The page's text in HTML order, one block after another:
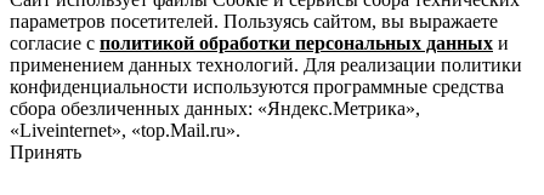
параметров посетителей. Пользуясь сайтом, вы выражаете
согласие с политикой обработки персональных данных и
применением данных технологий. Для реализации политики
конфиденциальности используются программные средства
сбора обезличенных данных: «Яндекс.Метрика»,
«Liveinternet», «top.Mail.ru».
Принять